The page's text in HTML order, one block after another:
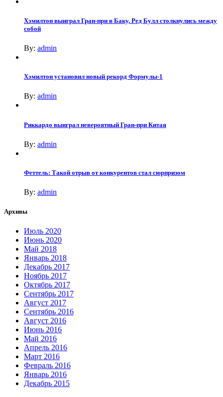
Хэмилтон выиграл Гран-при в Баку, Ред Булл столкнулись между
собой
By: admin
Хэмилтон установил новый рекорд Формулы-1
By: admin
Риккардо выиграл невероятный Гран-при Китая
By: admin
Феттель: Такой отрыв от конкурентов стал сюрпризом
By: admin
Архивы
Июль 2020
Июнь 2020
Май 2018
Январь 2018
Декабрь 2017
Ноябрь 2017
Октябрь 2017
Сентябрь 2017
Август 2017
Сентябрь 2016
Август 2016
Июнь 2016
Май 2016
Апрель 2016
Март 2016
Февраль 2016
Январь 2016
Декабрь 2015